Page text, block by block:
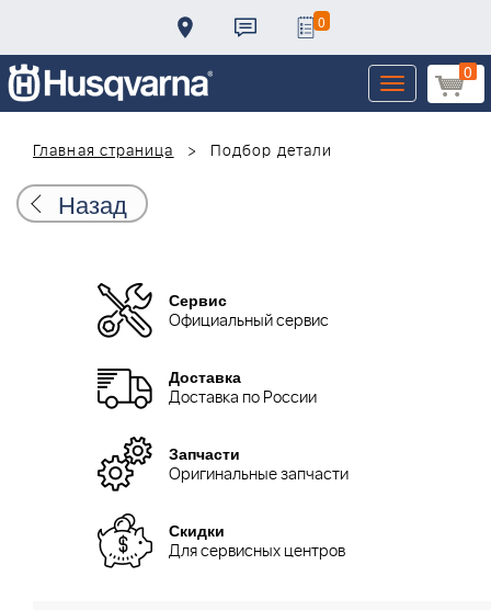
0
0
Toggle
navigation
Главная страница
Подбор детали
Назад
Сервис
Официальный сервис
Доставка
Доставка по России
Запчасти
Оригинальные запчасти
Скидки
Для сервисных центров